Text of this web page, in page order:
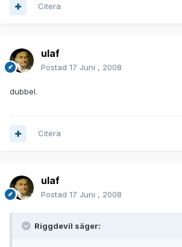
Citera
ulaf
Postad 17 Juni , 2008
dubbel.
Citera
ulaf
Postad 17 Juni , 2008
Riggdevil säger: